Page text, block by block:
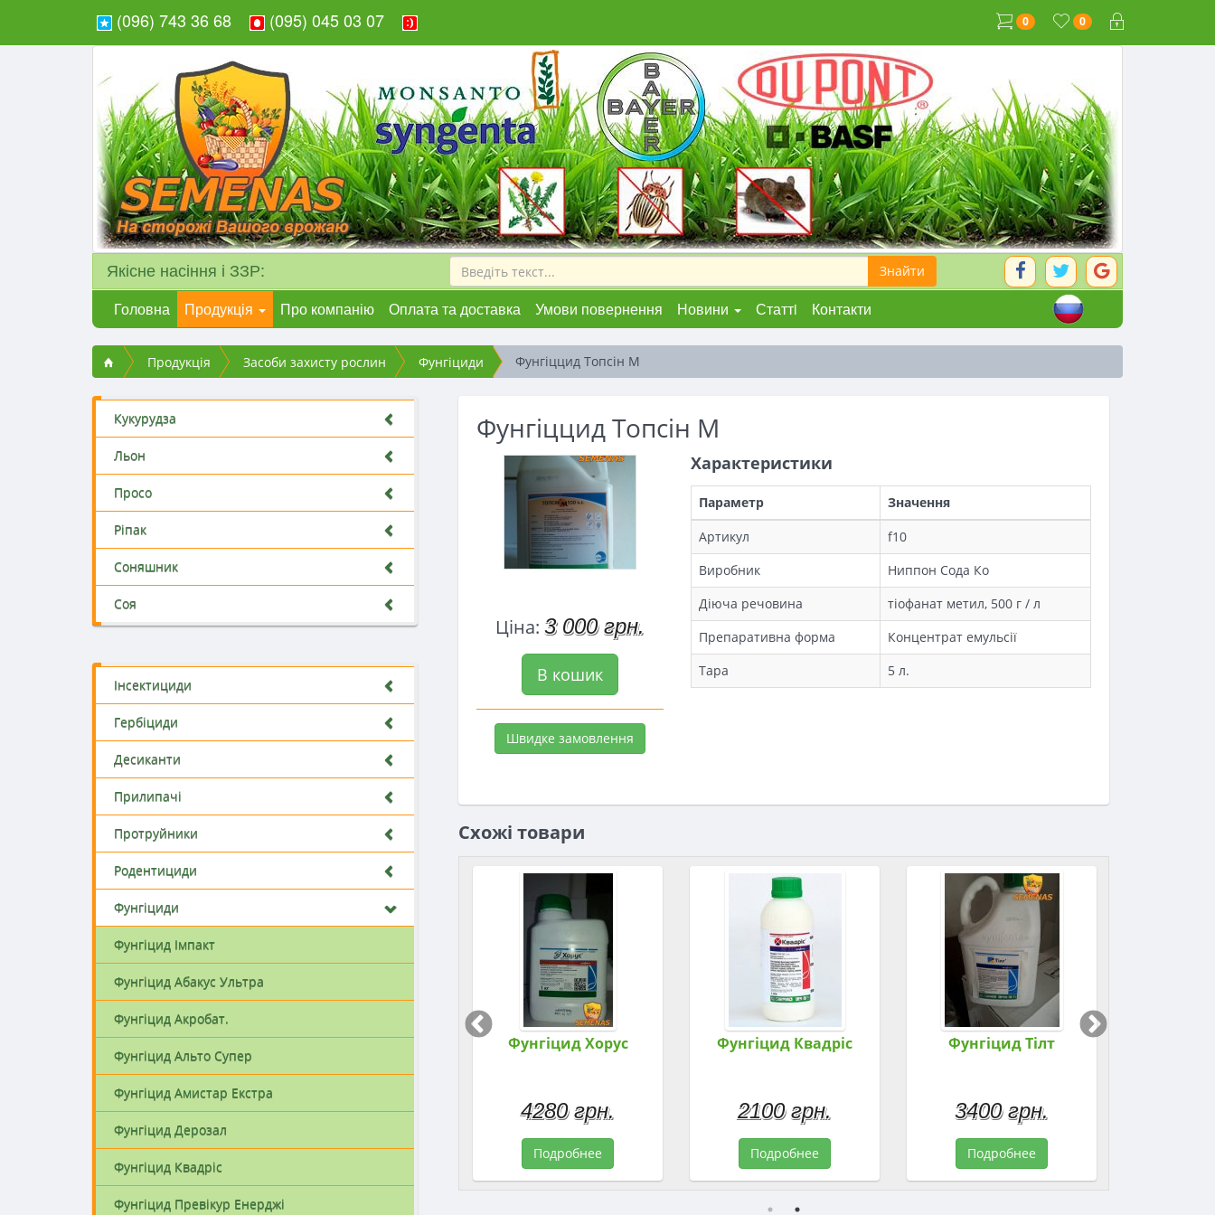
0
0
(096) 743 36 68 (095) 045 03 07
Якісне насіння і ЗЗР:
Головна Продукція Про компанію Оплата та доставка Умови повернення Новини Статтi Контакти
Продукція Засоби захисту рослин Фунгіциди Фунгіццид Топсін М
Кукурудза
Льон
Просо
Ріпак
Соняшник
Соя
Інсектициди
Гербіциди
Десиканти
Прилипачі
Протруйники
Родентициди
Фунгіциди
Фунгіцид Імпакт
Фунгіцид Абакус Ультра
Фунгіцид Акробат.
Фунгіцид Альто Супер
Фунгіцид Амистар Екстра
Фунгіцид Дерозал
Фунгіцид Квадріс
Фунгіцид Превікур Енерджі
Фунгіццид Топсін М
Ціна: 3 000 грн.
В кошик
Швидке замовлення
Характеристики
Параметр
Значення
Артикул
f10
Виробник
Ниппон Сода Ко
Діюча речовина
тіофанат метил, 500 г / л
Препаративна форма
Концентрат емульсії
Тара
5 л.
Схожі товари
Фунгіццид Топсін М
3000 грн.
Подробнее
Фунгіцид Акробат.
451,88 грн.
Подробнее
Фунгіцид Хорус
4280 грн.
Подробнее
Фунгіцид Квадріс
2100 грн.
Подробнее
Фунгіцид Тілт
3400 грн.
Подробнее